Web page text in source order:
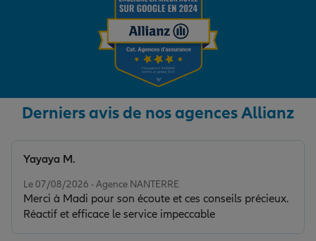
Derniers avis de nos agences Allianz
Le 07/08/2026 - Agence NANTERRE
Merci à Madi pour son écoute et ces conseils précieux.
Réactif et efficace le service impeccable
Yayaya M.